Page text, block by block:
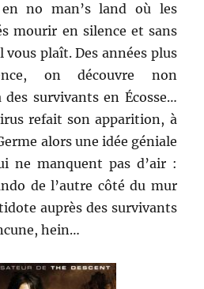
no man’s land où les
mourir en silence et sans
vous plaît. Des années plus
on découvre non
survivants en Écosse…
refait son apparition, à
alors une idée géniale
ne manquent pas d’air :
de l’autre côté du mur
auprès des survivants
hein…